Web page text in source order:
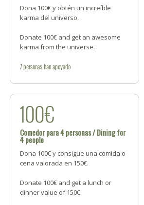
Dona 100€ y obtén un increíble
karma del universo.
Donate 100€ and get an awesome
karma from the universe.
7personashan apoyado
100€
Comedor para 4 personas / Dining for
4 people
Dona 100€ y consigue una comida o
cena valorada en 150€.
Donate 100€ and get a lunch or
dinner value of 150€.